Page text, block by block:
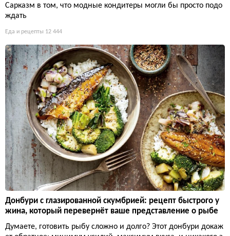
Сарказм в том, что модные кондитеры могли бы просто подо
ждать
Еда и рецепты 12 444
Донбури с глазированной скумбрией: рецепт быстрого у
жина, который перевернёт ваше представление о рыбе
Думаете, готовить рыбу сложно и долго? Этот донбури докаж